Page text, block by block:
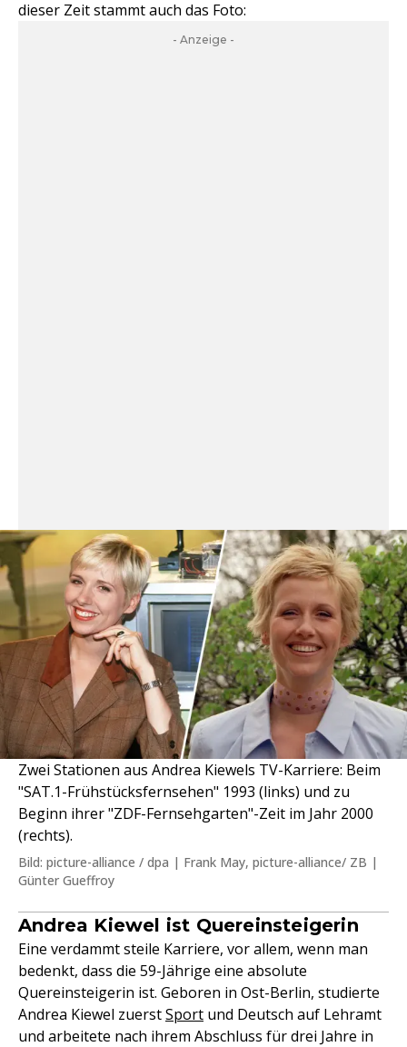
dieser Zeit stammt auch das Foto:
- Anzeige -
Zwei Stationen aus Andrea Kiewels TV-Karriere: Beim
"SAT.1-Frühstücksfernsehen" 1993 (links) und zu
Beginn ihrer "ZDF-Fernsehgarten"-Zeit im Jahr 2000
(rechts).
Bild: picture-alliance / dpa | Frank May, picture-alliance/ ZB |
Günter Gueffroy
Andrea Kiewel ist Quereinsteigerin
Eine verdammt steile Karriere, vor allem, wenn man
bedenkt, dass die 59-Jährige eine absolute
Quereinsteigerin ist. Geboren in Ost-Berlin, studierte
Andrea Kiewel zuerstSport und Deutsch auf Lehramt
und arbeitete nach ihrem Abschluss für drei Jahre in